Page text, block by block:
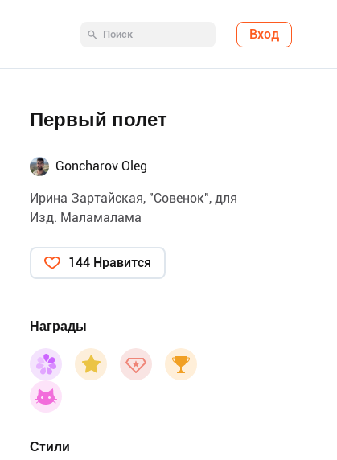
Вход
Первый полет
Goncharov Oleg
Ирина Зартайская, "Совенок", для
Изд. Маламалама
144 Нравится
Награды
Стили